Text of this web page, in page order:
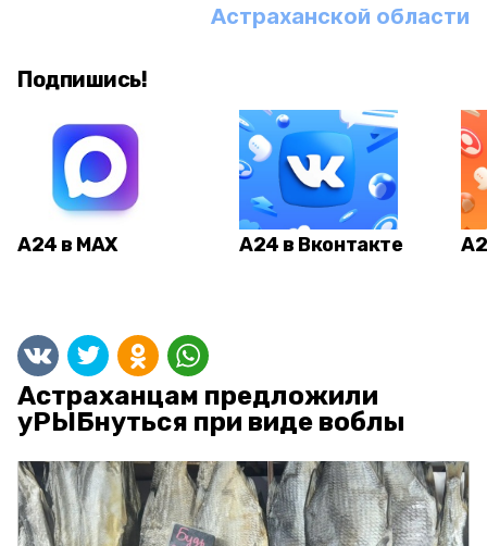
Астраханской области
Подпишись!
А24 в MAX А24 в Вконтакте
Астраханцам предложили
уРЫБнуться при виде воблы